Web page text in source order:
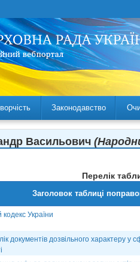
Законодавство
Васильович
Перелік
Заголовок таблиці
України
документів дозвільного характеру у